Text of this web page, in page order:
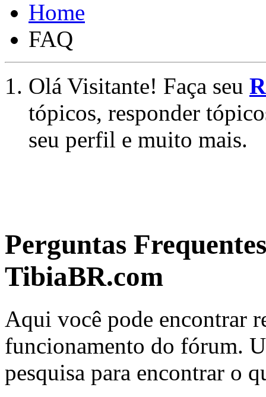
FAQ
Olá Visitante! Faça seu
tópicos, responder
seu perfil e muito mais.
Perguntas
TibiaBR.com
Aqui você pode encontrar
funcionamento do fórum.
pesquisa para encontrar o